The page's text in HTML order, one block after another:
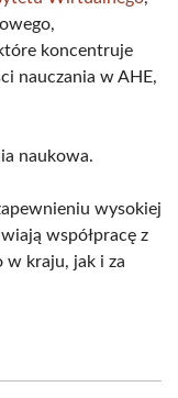
koncentruje
nauczania w AHE,
naukowa.
wysokiej
współpracę z
w kraju, jak i za